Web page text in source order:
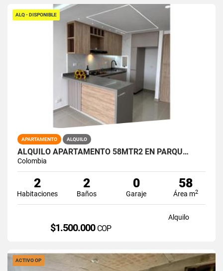
ALQ - DISPONIBLE
APARTAMENTO ALQUILO
ALQUILO APARTAMENTO 58MTR2 EN PARQU…
Colombia
2
Habitaciones
2
Baños
0
Garaje
58
Área m2
Alquilo
$1.500.000 COP
ACTIVO OP